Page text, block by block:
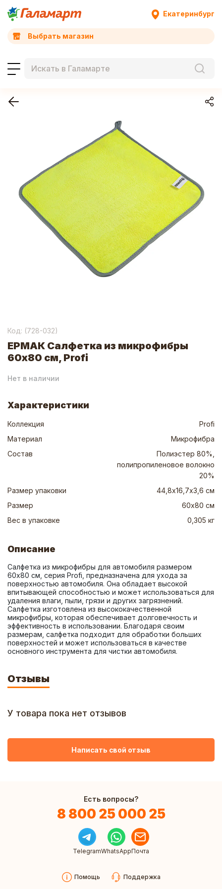
Екатеринбург
Выбрать магазин
Код: (728-032)
ЕРМАК Салфетка из микрофибры
60x80 см, Profi
Нет в наличии
Характеристики
Коллекция
Profi
Материал
Микрофибра
Состав
Полиэстер 80%,
полипропиленовое волокно
20%
Размер упаковки
44,8х16,7х3,6 см
Размер
60х80 см
Вес в упаковке
0,305 кг
Описание
Салфетка из микрофибры для автомобиля размером
60x80 см, серия Profi, предназначена для ухода за
поверхностью автомобиля. Она обладает высокой
впитывающей способностью и может использоваться для
удаления влаги, пыли, грязи и других загрязнений.
Салфетка изготовлена из высококачественной
микрофибры, которая обеспечивает долговечность и
эффективность в использовании. Благодаря своим
размерам, салфетка подходит для обработки больших
поверхностей и может использоваться в качестве
основного инструмента для чистки автомобиля.
Отзывы
У товара пока нет отзывов
Написать свой отзыв
Есть вопросы?
8 800 25 000 25
TelegramWhatsAppПочта
Помощь Поддержка